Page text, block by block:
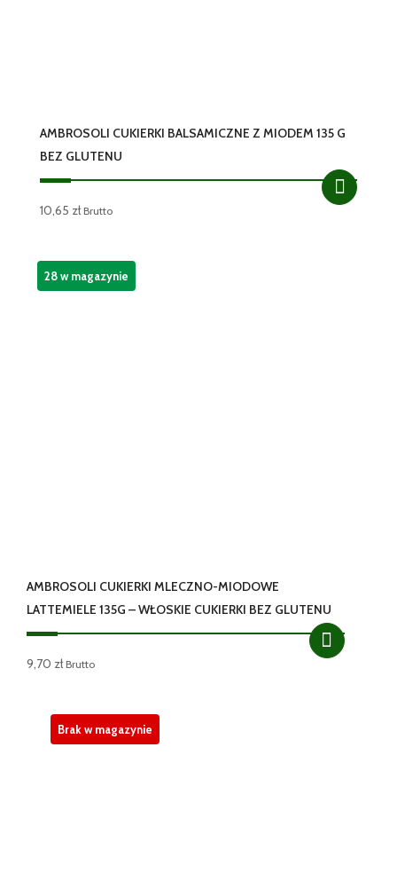
AMBROSOLI CUKIERKI BALSAMICZNE Z MIODEM 135 G
BEZ GLUTENU
10,65 zł Brutto
AMBROSOLI CUKIERKI MLECZNO-MIODOWE
LATTEMIELE 135G – WŁOSKIE CUKIERKI BEZ GLUTENU
9,70 zł Brutto
28 w magazynie
Brak w magazynie